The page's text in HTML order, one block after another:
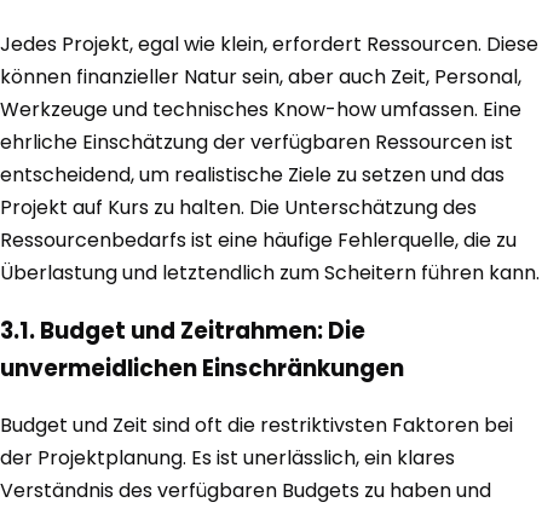
Jedes Projekt, egal wie klein, erfordert Ressourcen. Diese
können finanzieller Natur sein, aber auch Zeit, Personal,
Werkzeuge und technisches Know-how umfassen. Eine
ehrliche Einschätzung der verfügbaren Ressourcen ist
entscheidend, um realistische Ziele zu setzen und das
Projekt auf Kurs zu halten. Die Unterschätzung des
Ressourcenbedarfs ist eine häufige Fehlerquelle, die zu
Überlastung und letztendlich zum Scheitern führen kann.
3.1. Budget und Zeitrahmen: Die
unvermeidlichen Einschränkungen
Budget und Zeit sind oft die restriktivsten Faktoren bei
der Projektplanung. Es ist unerlässlich, ein klares
Verständnis des verfügbaren Budgets zu haben und